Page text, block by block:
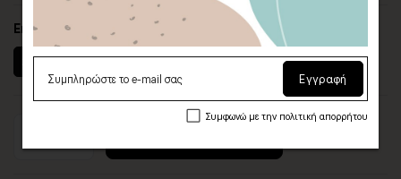
Επιλογή μεγέθους
330 ml (11oz) 450 ml (15oz)
Εγγραφή
Συμφωνώ με την πολιτική απορρήτου